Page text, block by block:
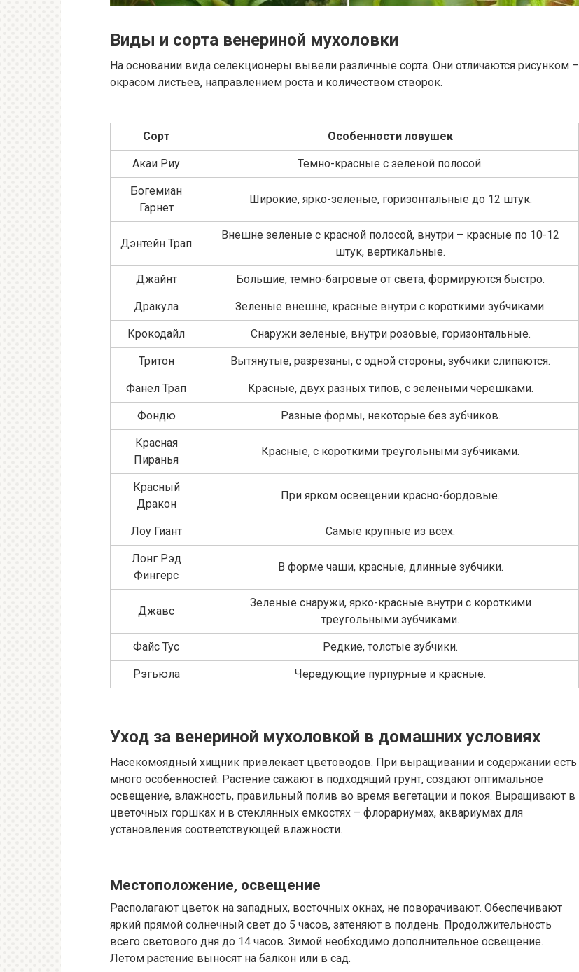
Виды и сорта венериной мухоловки
На основании вида селекционеры вывели различные сорта. Они отличаются рисунком –
окрасом листьев, направлением роста и количеством створок.
Сорт Особенности ловушек
Акаи Риу Темно-красные с зеленой полосой.
Богемиан
Гарнет
Широкие, ярко-зеленые, горизонтальные до 12 штук.
Дэнтейн Трап
Внешне зеленые с красной полосой, внутри – красные по 10-12
штук, вертикальные.
Джайнт Большие, темно-багровые от света, формируются быстро.
Дракула Зеленые внешне, красные внутри с короткими зубчиками.
Крокодайл Снаружи зеленые, внутри розовые, горизонтальные.
Тритон Вытянутые, разрезаны, с одной стороны, зубчики слипаются.
Фанел Трап Красные, двух разных типов, с зелеными черешками.
Фондю Разные формы, некоторые без зубчиков.
Красная
Пиранья
Красные, с короткими треугольными зубчиками.
Красный
Дракон
При ярком освещении красно-бордовые.
Лоу Гиант Самые крупные из всех.
Лонг Рэд
Фингерс
В форме чаши, красные, длинные зубчики.
Джавс
Зеленые снаружи, ярко-красные внутри с короткими
треугольными зубчиками.
Файс Тус Редкие, толстые зубчики.
Рэгьюла Чередующие пурпурные и красные.
Уход за венериной мухоловкой в домашних условиях
Насекомоядный хищник привлекает цветоводов. При выращивании и содержании есть
много особенностей. Растение сажают в подходящий грунт, создают оптимальное
освещение, влажность, правильный полив во время вегетации и покоя. Выращивают в
цветочных горшках и в стеклянных емкостях – флорариумах, аквариумах для
установления соответствующей влажности.
Местоположение, освещение
Располагают цветок на западных, восточных окнах, не поворачивают. Обеспечивают
яркий прямой солнечный свет до 5 часов, затеняют в полдень. Продолжительность
всего светового дня до 14 часов. Зимой необходимо дополнительное освещение.
Летом растение выносят на балкон или в сад.